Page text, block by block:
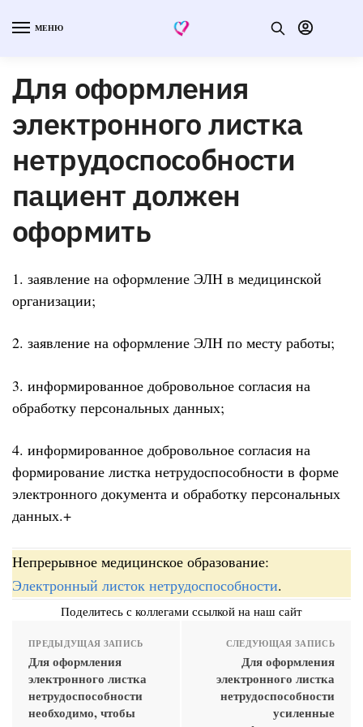
МЕНЮ
Для оформления
электронного листка
нетрудоспособности
пациент должен
оформить
1. заявление на оформление ЭЛН в медицинской
организации;
2. заявление на оформление ЭЛН по месту работы;
3. информированное добровольное согласия на
обработку персональных данных;
4. информированное добровольное согласия на
формирование листка нетрудоспособности в форме
электронного документа и обработку персональных
данных.+
Непрерывное медицинское образование:
Электронный листок нетрудоспособности.
Поделитесь с коллегами ссылкой на наш сайт
ПРЕДЫДУЩАЯ ЗАПИСЬ
Для оформления
электронного листка
нетрудоспособности
необходимо, чтобы
СЛЕДУЮЩАЯ ЗАПИСЬ
Для оформления
электронного листка
нетрудоспособности
усиленные